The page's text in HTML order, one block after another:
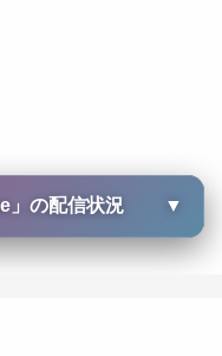
」の配信状況 ▼